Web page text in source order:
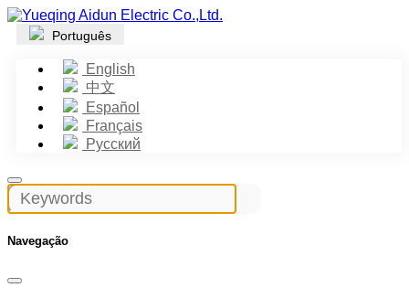
Português
English
中文
Español
Français
Русский
Navegação